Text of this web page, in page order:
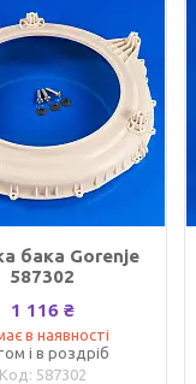
бака Gorenje
587302
1 116 ₴
в наявності
і в роздріб
587302